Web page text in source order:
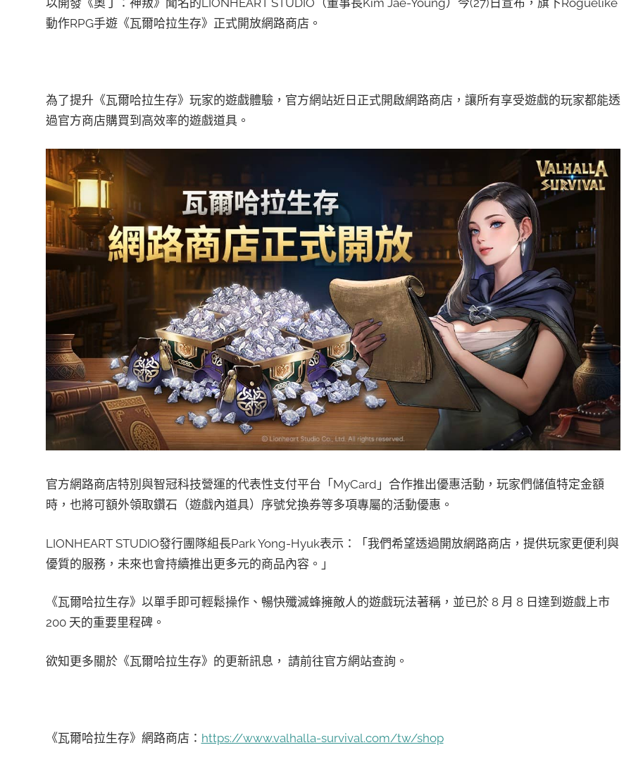
動作RPG手遊《瓦爾哈拉生存》正式開放網路商店。
為了提升《瓦爾哈拉生存》玩家的遊戲體驗，官方網站近日正式開啟網路商店，讓所有享受遊戲的玩家都能透
過官方商店購買到高效率的遊戲道具。
官方網路商店特別與智冠科技營運的代表性支付平台「MyCard」合作推出優惠活動，玩家們儲值特定金額
時，也將可額外領取鑽石（遊戲內道具）序號兌換券等多項專屬的活動優惠。
LIONHEART STUDIO發行團隊組長Park Yong-Hyuk表示：「我們希望透過開放網路商店，提供玩家更便利與
優質的服務，未來也會持續推出更多元的商品內容。」
《瓦爾哈拉生存》以單手即可輕鬆操作、暢快殲滅蜂擁敵人的遊戲玩法著稱，並已於 8 月 8 日達到遊戲上市
200 天的重要里程碑。
欲知更多關於《瓦爾哈拉生存》的更新訊息， 請前往官方網站查詢。
《瓦爾哈拉生存》網路商店： https://www.valhalla-survival.com/tw/shop